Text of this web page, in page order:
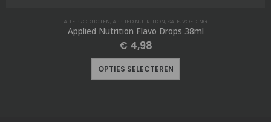
ALLE PRODUCTEN APPLIED NUTRITION SALE VOEDING
Applied Nutrition Flavo Drops 38ml
€ 4,98
OPTIES SELECTEREN